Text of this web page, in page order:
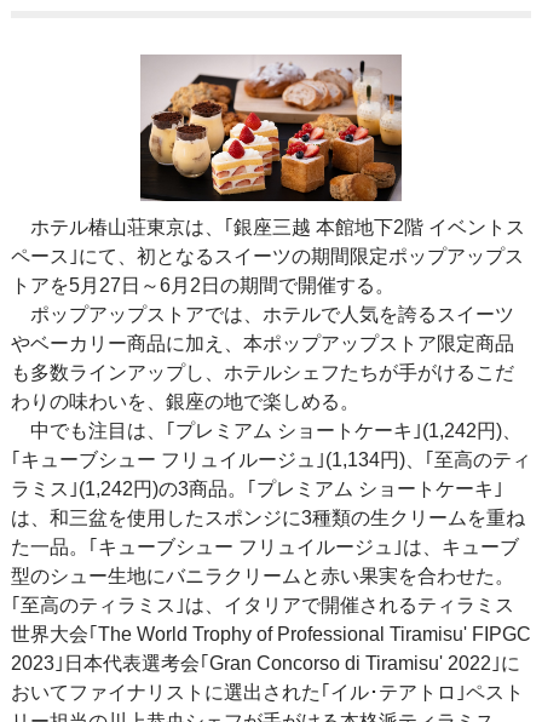
ホテル椿山荘東京は、｢銀座三越 本館地下2階 イベントス
ペース｣にて、初となるスイーツの期間限定ポップアップス
トアを5月27日～6月2日の期間で開催する。
ポップアップストアでは、ホテルで人気を誇るスイーツ
やベーカリー商品に加え、本ポップアップストア限定商品
も多数ラインアップし、ホテルシェフたちが手がけるこだ
わりの味わいを、銀座の地で楽しめる。
中でも注目は、｢プレミアム ショートケーキ｣(1,242円)、
｢キューブシュー フリュイルージュ｣(1,134円)、｢至高のティ
ラミス｣(1,242円)の3商品。｢プレミアム ショートケーキ｣
は、和三盆を使用したスポンジに3種類の生クリームを重ね
た一品。｢キューブシュー フリュイルージュ｣は、キューブ
型のシュー生地にバニラクリームと赤い果実を合わせた。
｢至高のティラミス｣は、イタリアで開催されるティラミス
世界大会｢The World Trophy of Professional Tiramisu' FIPGC
2023｣日本代表選考会｢Gran Concorso di Tiramisu' 2022｣に
おいてファイナリストに選出された｢イル･テアトロ｣ペスト